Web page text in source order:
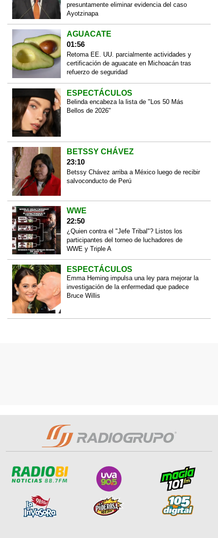
presuntamente eliminar evidencia del caso
Ayotzinapa
AGUACATE
01:56
Retoma EE. UU. parcialmente actividades y
certificación de aguacate en Michoacán tras
refuerzo de seguridad
ESPECTÁCULOS
Belinda encabeza la lista de "Los 50 Más
Bellos de 2026"
BETSSY CHÁVEZ
23:10
Betssy Chávez arriba a México luego de recibir
salvoconducto de Perú
WWE
22:50
¿Quien contra el "Jefe Tribal"? Listos los
participantes del torneo de luchadores de
WWE y Triple A
ESPECTÁCULOS
Emma Heming impulsa una ley para mejorar la
investigación de la enfermedad que padece
Bruce Willis